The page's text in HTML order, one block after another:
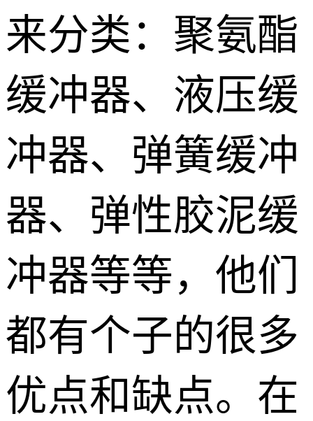
来分类：聚氨酯
缓冲器、液压缓
冲器、弹簧缓冲
器、弹性胶泥缓
冲器等等，他们
都有个子的很多
优点和缺点。在